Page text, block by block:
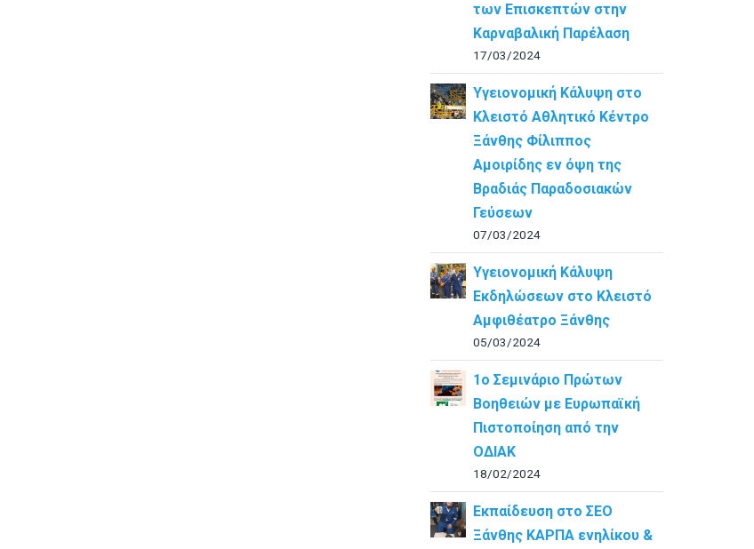
των Επισκεπτών στην
Καρναβαλική Παρέλαση
17/03/2024
Υγειονομική Κάλυψη στο
Κλειστό Αθλητικό Κέντρο
Ξάνθης Φίλιππος
Αμοιρίδης εν όψη της
Βραδιάς Παραδοσιακών
Γεύσεων
07/03/2024
Υγειονομική Κάλυψη
Εκδηλώσεων στο Κλειστό
Αμφιθέατρο Ξάνθης
05/03/2024
1ο Σεμινάριο Πρώτων
Βοηθειών με Ευρωπαϊκή
Πιστοποίηση από την
ΟΔΙΑΚ
18/02/2024
Εκπαίδευση στο ΣΕΟ
Ξάνθης ΚΑΡΠΑ ενηλίκου &